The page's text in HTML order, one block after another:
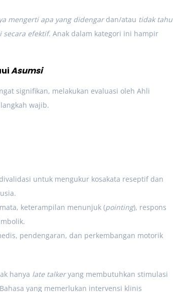
mengerti apa yang didengardan/atau tidak tahu
secara efektif. Anak dalam kategori ini hampir
Asumsi
signifikan, melakukan evaluasi oleh Ahli
wajib.
untuk mengukur kosakata reseptif dan
keterampilan menunjuk (pointing), respons
pendengaran, dan perkembangan motorik
hanya late talkeryang membutuhkan stimulasi
yang memerlukan intervensi klinis